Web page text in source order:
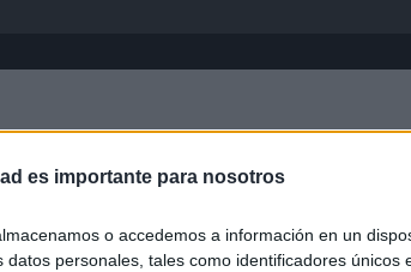
es importante para nosotros
o accedemos a información en un
datos personales, tales como identificadores únicos
Inicio